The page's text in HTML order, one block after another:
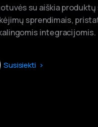
su aiškia
sprendimais,
integracijomis.
Susisiekti